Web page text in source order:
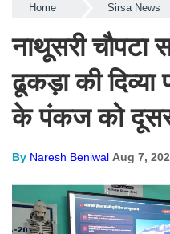
Home Sirsa News
नाथूसरी चौपटा
ढूकड़ा की
के पंकज को
By Naresh Beniwal Aug 7,